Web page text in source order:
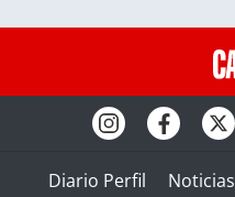
Diario Perfil Noticias